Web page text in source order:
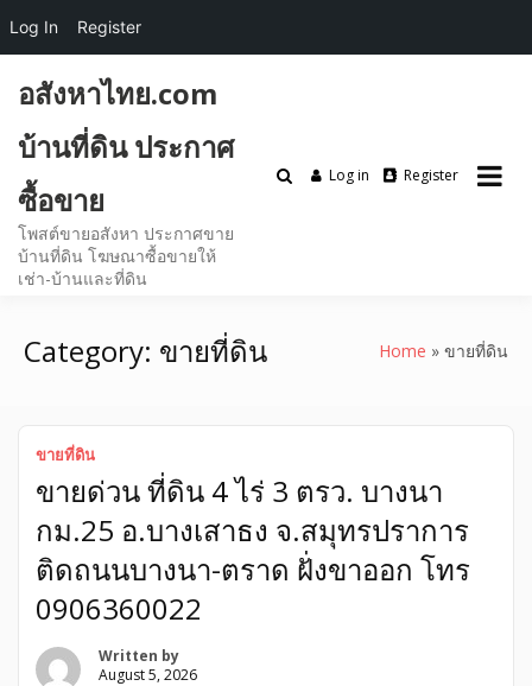
content
อสังหาไทย.com
บ้านที่ดิน ประกาศ
ซื้อขาย
โพสต์ขายอสังหา ประกาศขาย
บ้านที่ดิน โฆษณาซื้อขายให้
เช่า-บ้านและที่ดิน
Log in Register
Category: ขายที่ดิน Home ขายที่ดิน
ขายที่ดิน
ขายด่วน ที่ดิน 4 ไร่ 3 ตรว. บางนา
กม.25 อ.บางเสาธง จ.สมุทรปราการ
ติดถนนบางนา-ตราด ฝั่งขาออก โทร
0906360022
Written by
August 5, 2026
Log In Register